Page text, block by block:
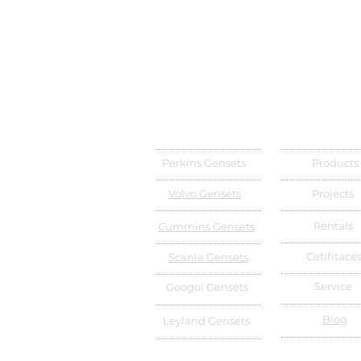
Perkins Gensets
Volvo Gensets
Cummins Gensets
Scania Gensets
Googol Gensets
Leyland Gensets
Products
Projects
Rentals
Cetifitaces
Service
Blog